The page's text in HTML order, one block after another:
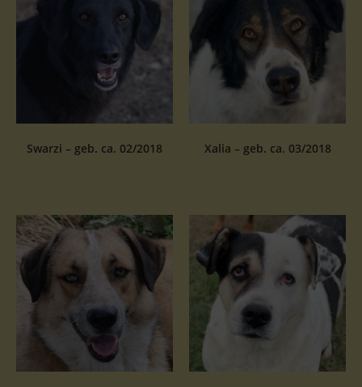
Swarzi – geb. ca. 02/2018 Xalia – geb. ca. 03/2018